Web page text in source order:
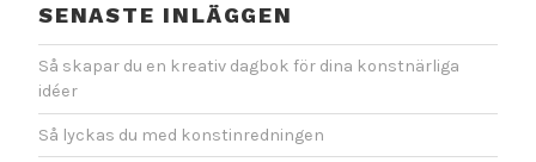
SENASTE INLÄGGEN
Så skapar du en kreativ dagbok för dina konstnärliga
idéer
Så lyckas du med konstinredningen